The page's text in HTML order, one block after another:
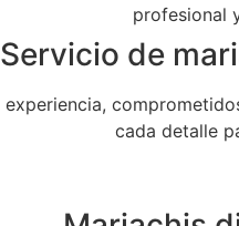
profesional
Servicio de
cada detalle